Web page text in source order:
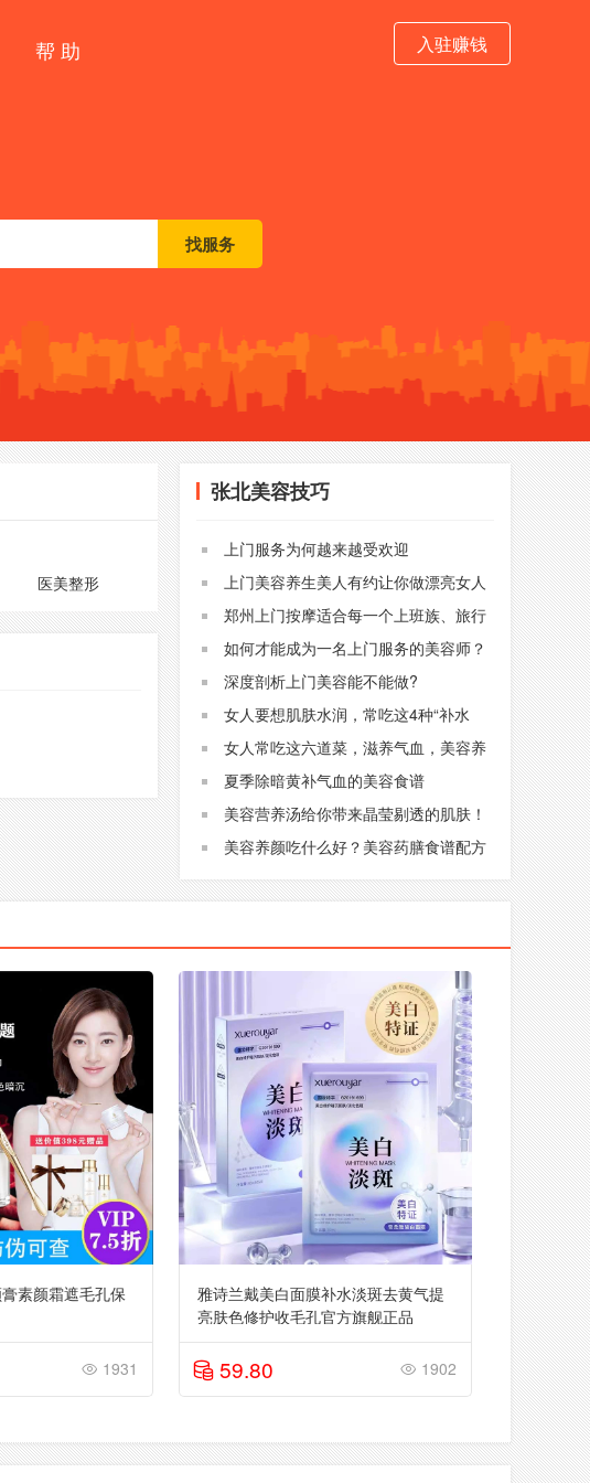
帮 助 入驻赚钱
医美整形
张北美容技巧
上门服务为何越来越受欢迎
上门美容养生美人有约让你做漂亮女人
郑州上门按摩适合每一个上班族、旅行
如何才能成为一名上门服务的美容师？
深度剖析上门美容能不能做?
女人要想肌肤水润，常吃这4种“补水
菜”，美白淡斑，好吃还不贵
女人常吃这六道菜，滋养气血，美容养
夏季除暗黄补气血的美容食谱
美容营养汤给你带来晶莹剔透的肌肤！
美容养颜吃什么好？美容药膳食谱配方
素颜霜遮毛孔保
1931
雅诗兰戴美白面膜补水淡斑去黄气提
亮肤色修护收毛孔官方旗舰正品
59.80 1902